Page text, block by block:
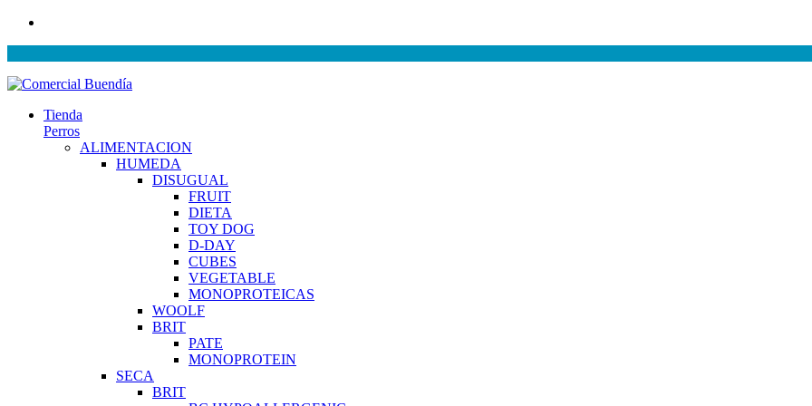
Tienda
Perros
ALIMENTACION
HUMEDA
DISUGUAL
FRUIT
DIETA
TOY DOG
D-DAY
CUBES
VEGETABLE
MONOPROTEICAS
WOOLF
BRIT
PATE
MONOPROTEIN
SECA
BRIT